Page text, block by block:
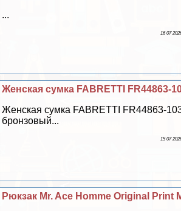
...
16 07
Женская сумка FABRETTI FR44863-
Женская сумка FABRETTI FR44863-
бронзовый...
15 07
Рюкзак Mr. Ace Homme Original Print